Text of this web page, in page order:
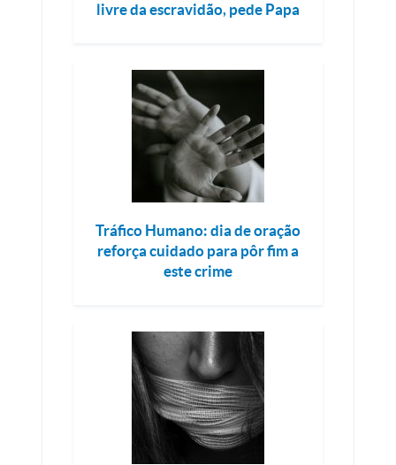
livre da escravidão, pede Papa
Tráfico Humano: dia de oração
reforça cuidado para pôr fim a
este crime